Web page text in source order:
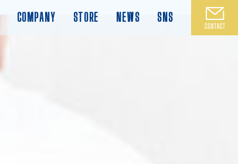
COMPANY STORE NEWS SNS